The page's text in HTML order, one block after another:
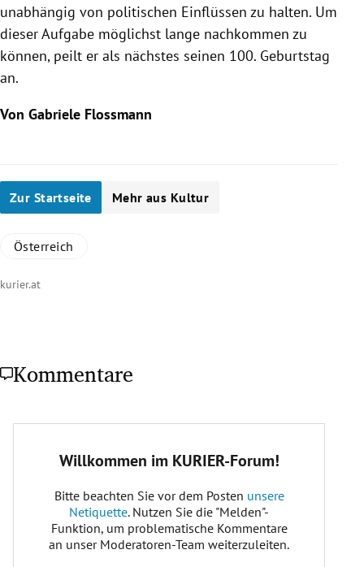
unabhängig von politischen Einflüssen zu halten. Um
dieser Aufgabe möglichst lange nachkommen zu
können, peilt er als nächstes seinen 100. Geburtstag
an.
Von Gabriele Flossmann
Zur Startseite Mehr aus Kultur
Österreich
kurier.at
Kommentare